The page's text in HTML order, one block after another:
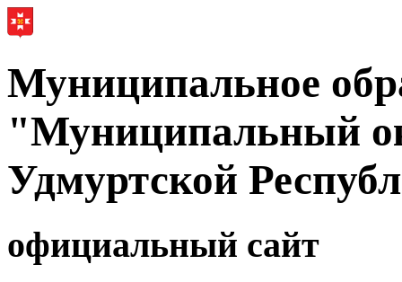
Муниципальное
"Муниципальный
Удмуртской
официальный сайт